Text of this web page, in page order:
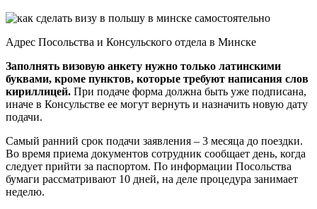
Адрес Посольства и Консульского отдела в Минске
Заполнять визовую анкету нужно только латинскими
буквами, кроме пунктов, которые требуют написания слов
кириллицей. При подаче форма должна быть уже подписана,
иначе в Консульстве ее могут вернуть и назначить новую дату
подачи.
Самый ранний срок подачи заявления – 3 месяца до поездки.
Во время приема документов сотрудник сообщает день, когда
следует прийти за паспортом. По информации Посольства
бумаги рассматривают 10 дней, на деле процедура занимает
неделю.